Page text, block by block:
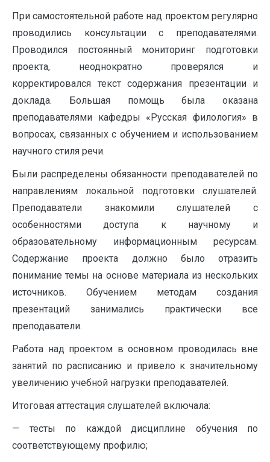
При самостоятельной работе над проектом регулярно
проводились консультации с преподавателями.
Проводился постоянный мониторинг подготовки
проекта, неоднократно проверялся и
корректировался текст содержания презентации и
доклада. Большая помощь была оказана
преподавателями кафедры «Русская филология» в
вопросах, связанных с обучением и использованием
научного стиля речи.
Были распределены обязанности преподавателей по
направлениям локальной подготовки слушателей.
Преподаватели знакомили слушателей с
особенностями доступа к научному и
образовательному информационным ресурсам.
Содержание проекта должно было отразить
понимание темы на основе материала из нескольких
источников. Обучением методам создания
презентаций занимались практически все
преподаватели.
Работа над проектом в основном проводилась вне
занятий по расписанию и привело к значительному
увеличению учебной нагрузки преподавателей.
Итоговая аттестация слушателей включала:
— тесты по каждой дисциплине обучения по
соответствующему профилю;